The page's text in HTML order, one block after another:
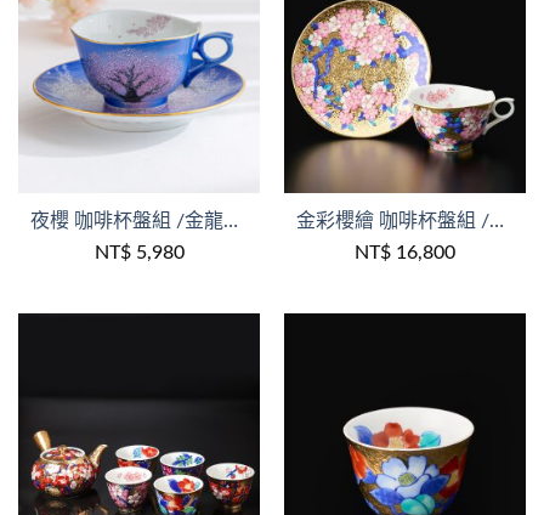
夜櫻 咖啡杯盤組 /金龍窯/木盒裝
NT$5,980
金彩櫻繪 咖啡杯盤組 /江口天童作品/金龍窯/木盒裝
NT$ 16,800